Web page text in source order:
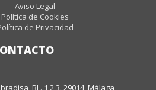
Aviso Legal
Política de Cookies
de Privacidad